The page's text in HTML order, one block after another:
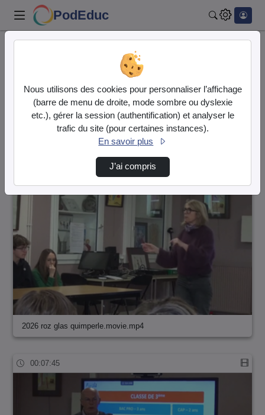
PodEduc
14 vidéos trouvées
Audio Vidéo
Direction de tri
2026 roz glas quimperle.movie.mp4
00:07:45
Nous utilisons des cookies pour personnaliser l’affichage
(barre de menu de droite, mode sombre ou dyslexie
etc.), gérer la session (authentification) et analyser le
trafic du site (pour certaines instances).
En savoir plus
J’ai compris